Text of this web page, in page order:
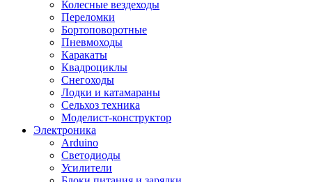
Колесные вездеходы
Переломки
Бортоповоротные
Пневмоходы
Каракаты
Квадроциклы
Снегоходы
Лодки и катамараны
Сельхоз техника
Моделист-конструктор
Электроника
Arduino
Светодиоды
Усилители